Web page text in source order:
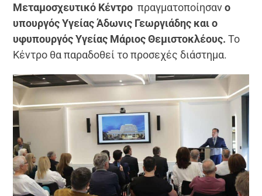
Μεταμοσχευτικό Κέντρο πραγματοποίησανο
υπουργός Υγείας Άδωνις Γεωργιάδης και ο
υφυπουργός Υγείας Μάριος Θεμιστοκλέους. Το
Κέντρο θα παραδοθεί το προσεχές διάστημα.